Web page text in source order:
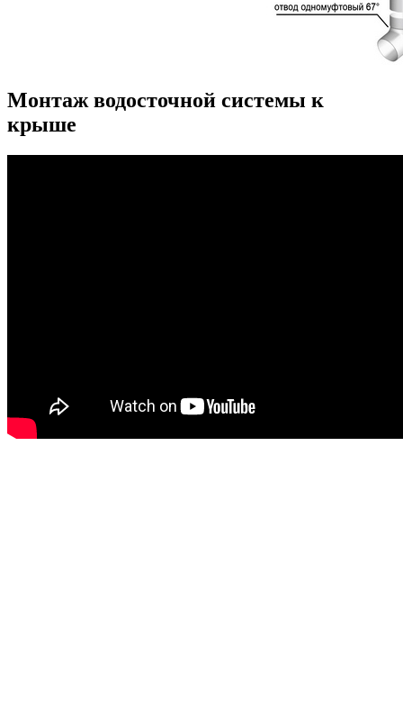
Монтаж водосточной системы к
крыше